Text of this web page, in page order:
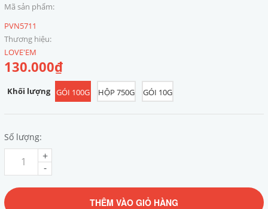
Mã sản phẩm:
PVN5711
Thương hiệu:
LOVE'EM
130.000₫
Khối lượng GÓI 100G HỘP 750G GÓI 10G
Số lượng:
-
+
THÊM VÀO GIỎ HÀNG